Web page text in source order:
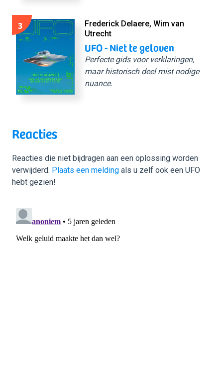
3
Frederick Delaere, Wim van
Utrecht
UFO - Niet te geloven
Perfecte gids voor verklaringen,
maar historisch deel mist nodige
nuance.
Reacties
Reacties die niet bijdragen aan een oplossing worden
verwijderd. Plaats een melding als u zelf ook een UFO
hebt gezien!